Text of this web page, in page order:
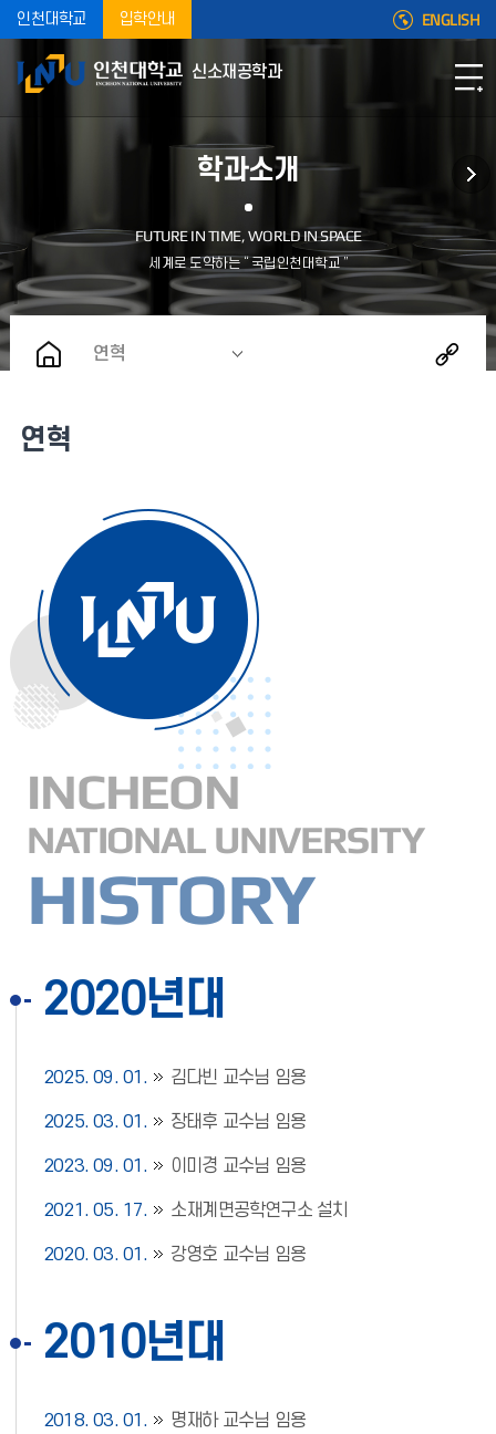
인천대학교 입학안내 ENGLISH
신소재공학과
학과소개
연혁
연혁
INCHEON
NATIONAL UNIVERSITY
HISTORY
2020년대
2025. 09. 01. 김다빈 교수님 임용
2025. 03. 01. 장태후 교수님 임용
2023. 09. 01. 이미경 교수님 임용
2021. 05. 17. 소재계면공학연구소 설치
2020. 03. 01. 강영호 교수님 임용
2010년대
2018. 03. 01. 명재하 교수님 임용